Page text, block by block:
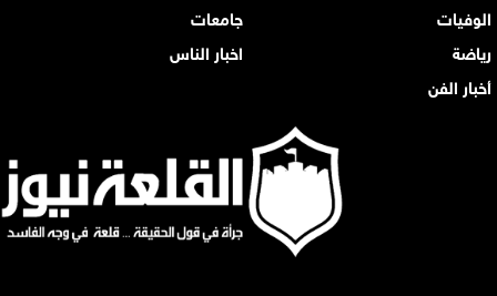
الوفيات
جامعات
رياضة
اخبار الناس
أخبار الفن